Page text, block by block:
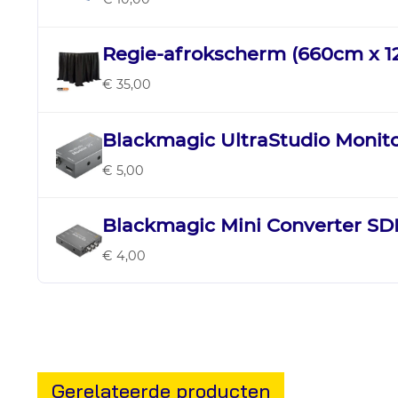
Regie-afrokscherm (660cm x
€ 35,00
Blackmagic UltraStudio
€ 5,00
Blackmagic Mini Converter
€ 4,00
Gerelateerde producten